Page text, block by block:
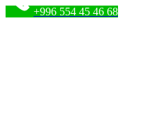
+996 554 45 46 68